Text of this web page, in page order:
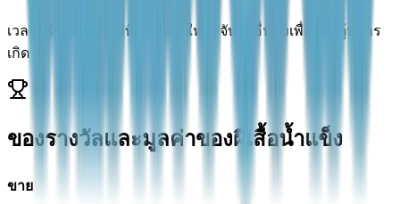
เวลาที่ใช้: 10-20 นาที การเกิดใหม่: จับตัวอื่นทิ้งเพื่อกระตุ้นการ
เกิด
ของรางวัลและมูลค่าของผีเสื้อน้ำแข็ง
ขาย